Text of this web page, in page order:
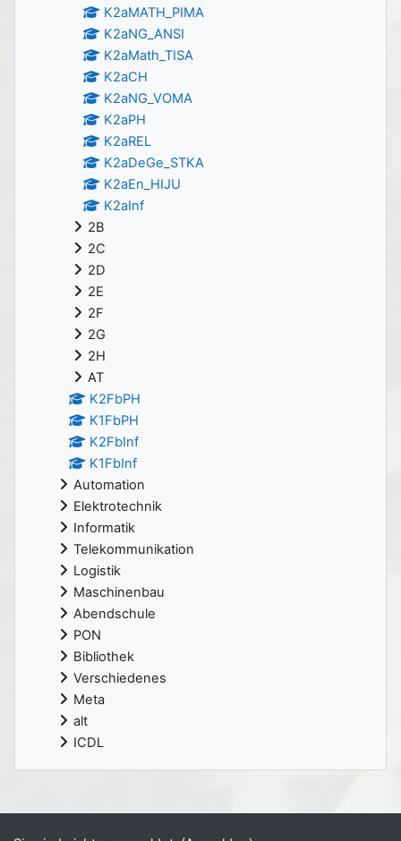
K2aMATH_PIMA
K2aNG_ANSI
K2aMath_TISA
K2aCH
K2aNG_VOMA
K2aPH
K2aREL
K2aDeGe_STKA
K2aEn_HIJU
K2aInf
2B
2C
2D
2E
2F
2G
2H
AT
K2FbPH
K1FbPH
K2FbInf
K1FbInf
Automation
Elektrotechnik
Informatik
Telekommunikation
Logistik
Maschinenbau
Abendschule
PON
Bibliothek
Verschiedenes
Meta
alt
ICDL
Ergänzungsblöcke